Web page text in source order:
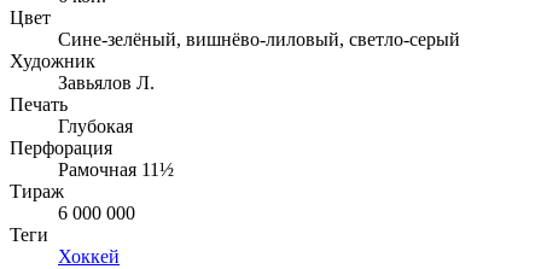
Цвет
Сине-зелёный, вишнёво-лиловый, светло-серый
Художник
Завьялов Л.
Печать
Глубокая
Перфорация
Рамочная 11½
Тираж
6 000 000
Теги
Хоккей